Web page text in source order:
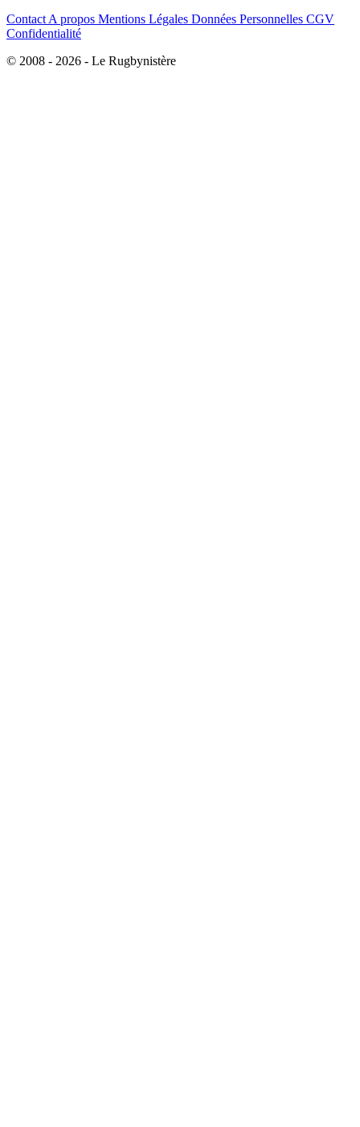
Contact A propos Mentions Légales Données Personnelles CGV
Confidentialité
© 2008 - 2026 - Le Rugbynistère